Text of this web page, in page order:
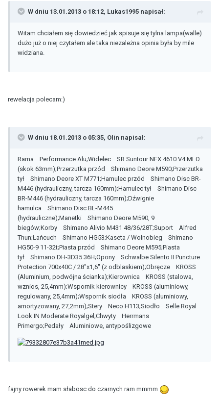
W dniu 13.01.2013 o 18:12, Lukas1995 napisał:
Witam chciałem się dowiedzieć jak spisuje się tylna lampa(walle)
dużo już o niej czytałem ale taka niezależna opinia była by mile
widziana.
rewelacja polecam:)
W dniu 18.01.2013 o 05:35, Olin napisał:
Rama Performance Alu;Widelec SR Suntour NEX 4610 V4 MLO
(skok 63mm);Przerzutka przód Shimano Deore M590;Przerzutka
tył Shimano Deore XT M771;Hamulec przód Shimano Disc BR-
M446 (hydrauliczny, tarcza 160mm);Hamulec tył Shimano Disc
BR-M446 (hydrauliczny, tarcza 160mm);Dźwignie
hamulca Shimano Disc BL-M445
(hydrauliczne);Manetki Shimano Deore M590, 9
biegów;Korby Shimano Alivio M431 48/36/28T;Suport Alfred
Thun;Łańcuch Shimano HG53;Kaseta / Wolnobieg Shimano
HG50-9 11-32t;Piasta przód Shimano Deore M595;Piasta
tył Shimano DH-3D35 36H;Opony Schwalbe Silento II Puncture
Protection 700x40C / 28"x1,6" (z odblaskiem);Obręcze KROSS
(Aluminium, podwójna ścianka);Kierownica KROSS (stalowa,
wznios, 25,4mm);Wspornik kierownicy KROSS (aluminiowy,
regulowany, 25,4mm);Wspornik siodła KROSS (aluminiowy,
amortyzowany, 27,2mm);Stery Neco H113;Siodło Selle Royal
Look IN Moderate Royalgel;Chwyty Herrmans
Primergo;Pedały Aluminiowe, antypoślizgowe
fajny rowerek mam słabosc do czarnych ram mmmm